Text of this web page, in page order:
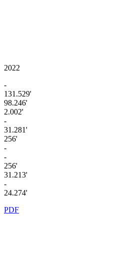
2022
-
131.529'
98.246'
2.002'
-
31.281'
256'
-
-
256'
31.213'
-
24.274'
PDF